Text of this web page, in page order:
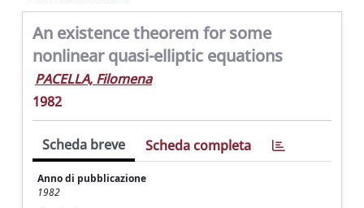
An existence theorem for some
nonlinear quasi-elliptic equations
PACELLA, Filomena
1982
Scheda breve Scheda completa
Anno di pubblicazione
1982